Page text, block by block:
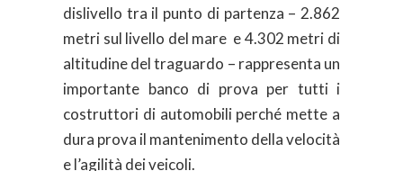
dislivello tra il punto di partenza – 2.862
metri sul livello del mare e 4.302 metri di
altitudine del traguardo – rappresenta un
importante banco di prova per tutti i
costruttori di automobili perché mette a
dura prova il mantenimento della velocità
e l’agilità dei veicoli.